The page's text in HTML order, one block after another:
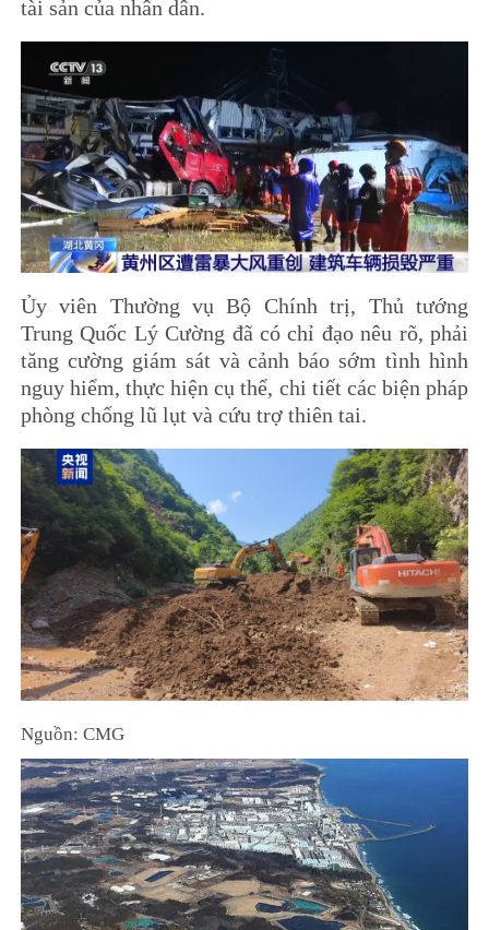
tài sản của nhân dân.
Ủy viên Thường vụ Bộ Chính trị, Thủ tướng
Trung Quốc Lý Cường đã có chỉ đạo nêu rõ, phải
tăng cường giám sát và cảnh báo sớm tình hình
nguy hiểm, thực hiện cụ thể, chi tiết các biện pháp
phòng chống lũ lụt và cứu trợ thiên tai.
Nguồn: CMG